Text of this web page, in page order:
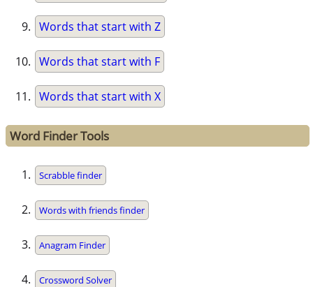
Words that start with Z
Words that start with F
Words that start with X
Word Finder Tools
Scrabble finder
Words with friends finder
Anagram Finder
Crossword Solver